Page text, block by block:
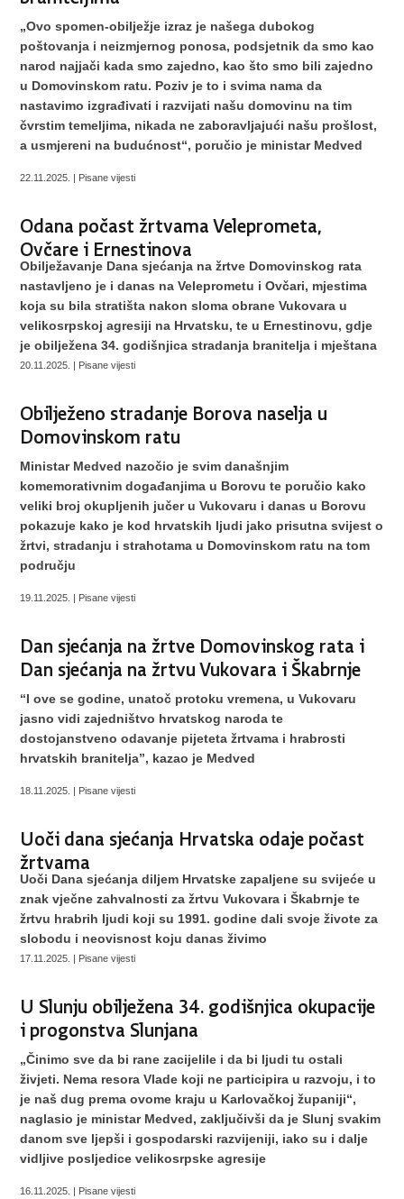
„Ovo spomen-obilježje izraz je našega dubokog
poštovanja i neizmjernog ponosa, podsjetnik da smo kao
narod najjači kada smo zajedno, kao što smo bili zajedno
u Domovinskom ratu. Poziv je to i svima nama da
nastavimo izgrađivati i razvijati našu domovinu na tim
čvrstim temeljima, nikada ne zaboravljajući našu prošlost,
a usmjereni na budućnost“, poručio je ministar Medved
22.11.2025. | Pisane vijesti
Odana počast žrtvama Veleprometa,
Ovčare i Ernestinova
Obilježavanje Dana sjećanja na žrtve Domovinskog rata
nastavljeno je i danas na Veleprometu i Ovčari, mjestima
koja su bila stratišta nakon sloma obrane Vukovara u
velikosrpskoj agresiji na Hrvatsku, te u Ernestinovu, gdje
je obilježena 34. godišnjica stradanja branitelja i mještana
20.11.2025. | Pisane vijesti
Obilježeno stradanje Borova naselja u
Domovinskom ratu
Ministar Medved nazočio je svim današnjim
komemorativnim događanjima u Borovu te poručio kako
veliki broj okupljenih jučer u Vukovaru i danas u Borovu
pokazuje kako je kod hrvatskih ljudi jako prisutna svijest o
žrtvi, stradanju i strahotama u Domovinskom ratu na tom
području
19.11.2025. | Pisane vijesti
Dan sjećanja na žrtve Domovinskog rata i
Dan sjećanja na žrtvu Vukovara i Škabrnje
“I ove se godine, unatoč protoku vremena, u Vukovaru
jasno vidi zajedništvo hrvatskog naroda te
dostojanstveno odavanje pijeteta žrtvama i hrabrosti
hrvatskih branitelja”, kazao je Medved
18.11.2025. | Pisane vijesti
Uoči dana sjećanja Hrvatska odaje počast
žrtvama
Uoči Dana sjećanja diljem Hrvatske zapaljene su svijeće u
znak vječne zahvalnosti za žrtvu Vukovara i Škabrnje te
žrtvu hrabrih ljudi koji su 1991. godine dali svoje živote za
slobodu i neovisnost koju danas živimo
17.11.2025. | Pisane vijesti
U Slunju obilježena 34. godišnjica okupacije
i progonstva Slunjana
„Činimo sve da bi rane zacijelile i da bi ljudi tu ostali
živjeti. Nema resora Vlade koji ne participira u razvoju, i to
je naš dug prema ovome kraju u Karlovačkoj županiji“,
naglasio je ministar Medved, zaključivši da je Slunj svakim
danom sve ljepši i gospodarski razvijeniji, iako su i dalje
vidljive posljedice velikosrpske agresije
16.11.2025. | Pisane vijesti